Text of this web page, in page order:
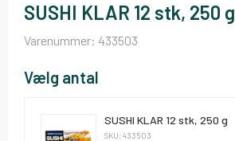
SUSHI KLAR 12 stk, 250 g
Varenummer: 433503
Vælg antal
SUSHI KLAR 12 stk, 250 g
SKU: 433503